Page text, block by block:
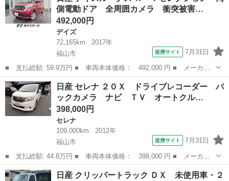
ール 両側ス...
側電動ドア 全周囲カメラ 衝突被害…
492,000円
デイズ
72,165km
2017年
福山市
提携サイト 7月31日
■ 支払総額: 59.9万円 ■ 車両本体価格： 492,000 円 ■ メーカー
名： 日産 ■ 車種名： デイズルークス ■ グレード名： Ｘ Ｖ
セレクション 両側電動ドア 全周囲カメラ 衝突被害軽減システ
ム 禁煙車 ド...
広島 福山市 デイズ
日産 セレナ ２０Ｘ ドライブレコーダー バ
ックカメラ ナビ ＴＶ オートクル…
398,000円
セレナ
109,000km
2012年
福山市
提携サイト 7月31日
■ 支払総額: 44.8万円 ■ 車両本体価格： 398,000 円 ■ メーカー
名： 日産 ■ 車種名： セレナ ■ グレード名： ２０Ｘ ドライ
ブレコーダー バックカメラ ナビ ＴＶ オートクルーズコントロ
広島 福山市 セレナ
日産 クリッパートラック ＤＸ 未使用車・２